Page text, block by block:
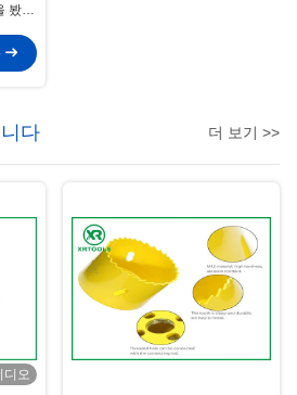
봤습
다 더 보기 >>
디오